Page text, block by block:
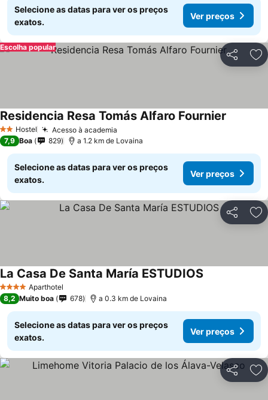
Selecione as datas para ver os preços
exatos.
Ver preços
Partilhar
Escolha popular
2 Estrelas
Hostel Acesso à academia
Residencia Resa Tomás Alfaro Fournier
7,9 Boa 829 a 1.2 km de Lovaina
Selecione as datas para ver os preços
exatos.
Ver preços
Partilhar
4 EstrelasAparthotel
La Casa De Santa María ESTUDIOS
8,2 Muito boa 678 a 0.3 km de Lovaina
Selecione as datas para ver os preços
exatos.
Ver preços
Partilhar